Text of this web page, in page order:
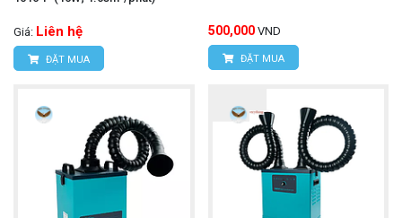
Giá: Liên hệ
ĐẶT MUA
500,000 VND
ĐẶT MUA